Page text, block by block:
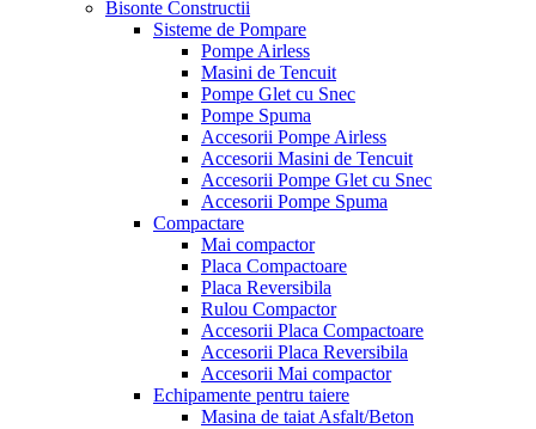
Bisonte Constructii
Sisteme de Pompare
Pompe Airless
Masini de Tencuit
Pompe Glet cu Snec
Pompe Spuma
Accesorii Pompe Airless
Accesorii Masini de Tencuit
Accesorii Pompe Glet cu Snec
Accesorii Pompe Spuma
Compactare
Mai compactor
Placa Compactoare
Placa Reversibila
Rulou Compactor
Accesorii Placa Compactoare
Accesorii Placa Reversibila
Accesorii Mai compactor
Echipamente pentru taiere
Masina de taiat Asfalt/Beton